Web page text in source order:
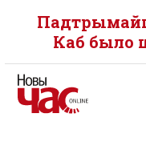
Каб было